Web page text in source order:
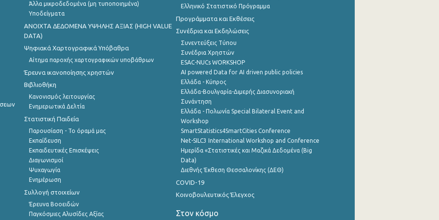
Άλλα μικροδεδομένα (μη τυποποιημένα)
Υποδείγματα
ANOIXTA ΔΕΔΟΜΕΝΑ ΥΨΗΛΗΣ ΑΞΙΑΣ (HIGH VALUE
DATA)
Ψηφιακά Χαρτογραφικά Υπόβαθρα
Αίτημα παροχής χαρτογραφικών υποβάθρων
Έρευνα ικανοποίησης χρηστών
Βιβλιοθήκη
Κανονισμός λειτουργίας
Ενημερωτικά Δελτία
Στατιστική Παιδεία
Παρουσίαση - Το όραμά μας
Εκπαίδευση
Εκπαιδευτικές Επισκέψεις
Διαγωνισμοί
Ψυχαγωγία
Ενημέρωση
Συλλογή στοιχείων
Έρευνα Βοοειδών
Παγκόσμιες Αλυσίδες Αξίας
Ελληνικό Στατιστικό Πρόγραμμα
Προγράμματα και Εκθέσεις
Συνέδρια και Εκδηλώσεις
Συνεντεύξεις Τύπου
Συνέδρια Χρηστών
ESAC-NUCs WORKSHOP
AI powered Data for AI driven public policies
Ελλάδα - Κύπρος
Ελλάδα-Βουλγαρία-Διμερής Διασυνοριακή
Συνάντηση
Ελλάδα - Πολωνία Special Bilateral Event and
Workshop
SmartStatistics4SmartCities Conference
Net-SILC3 International Workshop and Conference
Ημερίδα «Στατιστικές και Μαζικά Δεδομένα (Big
Data)
Διεθνής Έκθεση Θεσσαλονίκης (ΔΕΘ)
COVID-19
Κοινοβουλευτικός Έλεγχος
Στον κόσμο